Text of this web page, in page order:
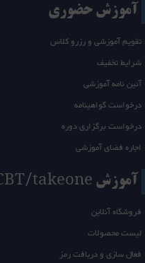
آموزش حضوری
تقویم آموزشی و رزرو کلاس
شرایط تخفیف
آئین نامه آموزشی
درخواست گواهینامه
درخواست برگزاری دوره
اجاره فضای آموزشی
آموزش CBT/takeone
فروشگاه آنلاین
لیست محصولات
فعال سازی و دریافت رمز